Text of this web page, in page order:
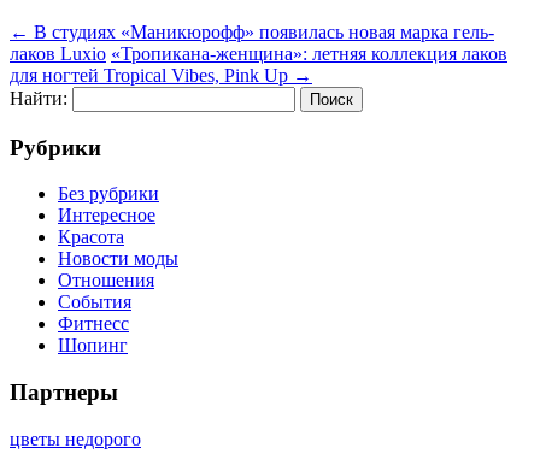
← В студиях «Маникюрофф» появилась новая марка гель-
лаков Luxio «Тропикана-женщина»: летняя коллекция лаков
для ногтей Tropical Vibes, Pink Up →
Найти:
Рубрики
Без рубрики
Интересное
Красота
Новости моды
Отношения
События
Фитнесс
Шопинг
Партнеры
цветы недорого